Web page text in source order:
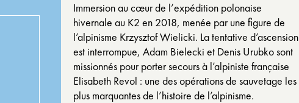
Immersion au cœur de l’expédition polonaise
hivernale au K2 en 2018, menée par une figure de
l’alpinisme Krzysztof Wielicki. La tentative d’ascension
est interrompue, Adam Bielecki et Denis Urubko sont
missionnés pour porter secours à l’alpiniste française
Elisabeth Revol : une des opérations de sauvetage les
plus marquantes de l’histoire de l’alpinisme.